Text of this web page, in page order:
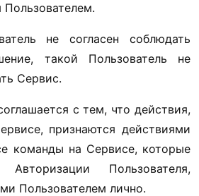
не согласен соблюдать
такой Пользователь не
Сервис.
с тем, что действия,
признаются действиями
команды на Сервисе, которые
Пользователя,
Пользователем лично.